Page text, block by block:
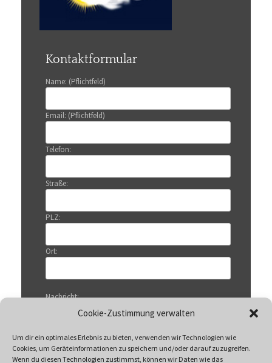
Cookie-Zustimmung verwalten
Um dir ein optimales Erlebnis zu bieten, verwenden wir Technologien wie
Cookies, um Geräteinformationen zu speichern und/oder darauf zuzugreifen.
Wenn du diesen Technologien zustimmst, können wir Daten wie das
Kontaktformular
Name: (Pflichtfeld)
Email: (Pflichtfeld)
Telefon:
Straße:
PLZ:
Ort:
Nachricht: